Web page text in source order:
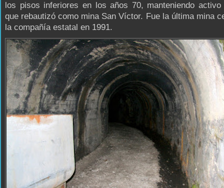
los pisos inferiores en los años 70, manteniendo
que rebautizó como mina San Víctor. Fue la última mina
la compañía estatal en 1991.